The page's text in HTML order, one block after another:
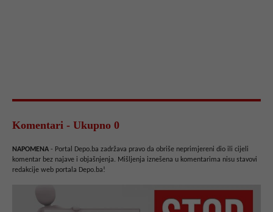
Komentari - Ukupno 0
NAPOMENA - Portal Depo.ba zadržava pravo da obriše neprimjereni dio ili cijeli
komentar bez najave i objašnjenja. Mišljenja iznešena u komentarima nisu stavovi
redakcije web portala Depo.ba!